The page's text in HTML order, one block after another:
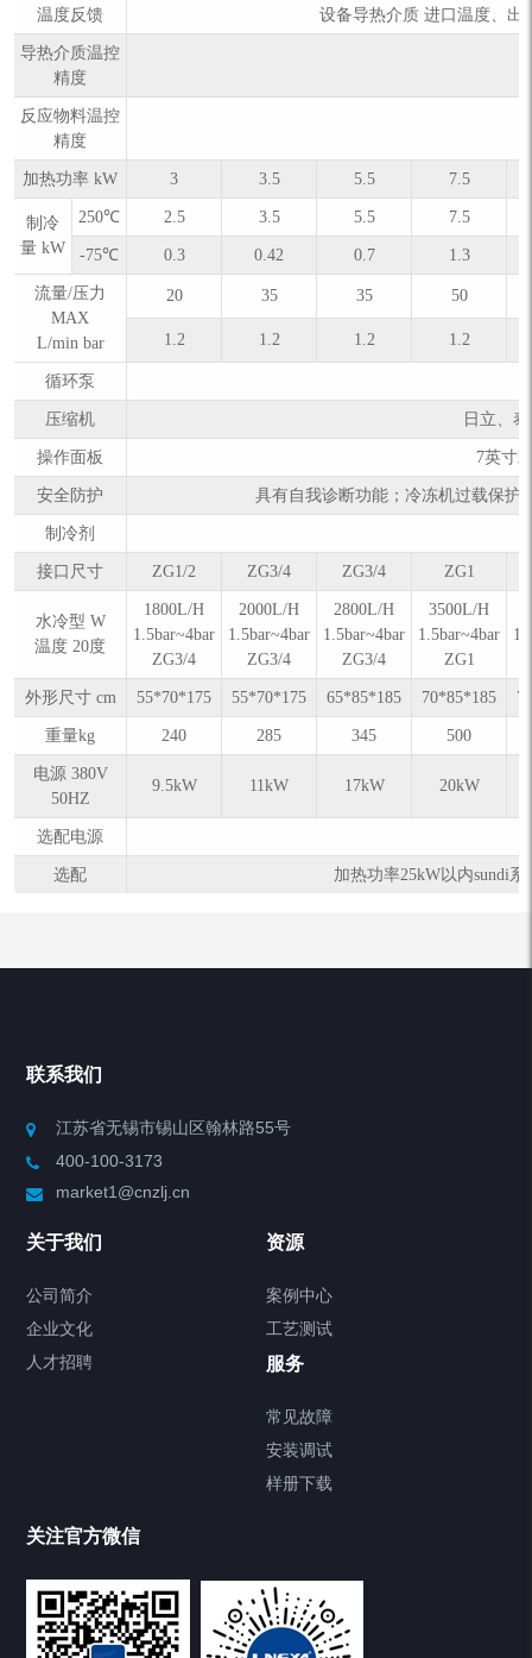
温度反馈 设备导热介质 进口温度、出
导热介质温控
精度
反应物料温控
精度
加热功率 kW 3 3.5 5.5 7.5
制冷
量 kW
250℃ 2.5 3.5 5.5 7.5
-75℃ 0.3 0.42 0.7 1.3
流量/压力
MAX
L/min bar
20 35 35 50
1.2 1.2 1.2 1.2
循环泵
压缩机 日立、
操作面板 7英寸
安全防护 具有自我诊断功能；冷冻机过载保护
制冷剂
接口尺寸 ZG1/2 ZG3/4 ZG3/4 ZG1
水冷型 W
温度 20度
1800L/H
1.5bar~4bar
ZG3/4
2000L/H
1.5bar~4bar
ZG3/4
2800L/H
1.5bar~4bar
ZG3/4
3500L/H
1.5bar~4bar
ZG1
外形尺寸 cm 55*70*175 55*70*175 65*85*185 70*85*185
重量kg 240 285 345 500
电源 380V
50HZ
9.5kW 11kW 17kW 20kW
选配电源
选配 加热功率25kW以内sundi
联系我们
江苏省无锡市锡山区翰林路55号
400-100-3173
market1@cnzlj.cn
关于我们
公司简介
企业文化
人才招聘
资源
案例中心
工艺测试
服务
常见故障
安装调试
样册下载
关注官方微信